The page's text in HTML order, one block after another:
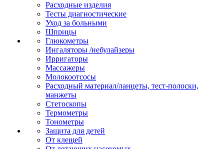
Расходные изделия
Тесты диагностические
Уход за больными
Шприцы
Глюкометры
Ингаляторы /небулайзеры
Ирригаторы
Массажеры
Молокоотсосы
Расходный материал/ланцеты, тест-полоски,
манжеты
Стетоскопы
Термометры
Тонометры
Защита для детей
От клещей